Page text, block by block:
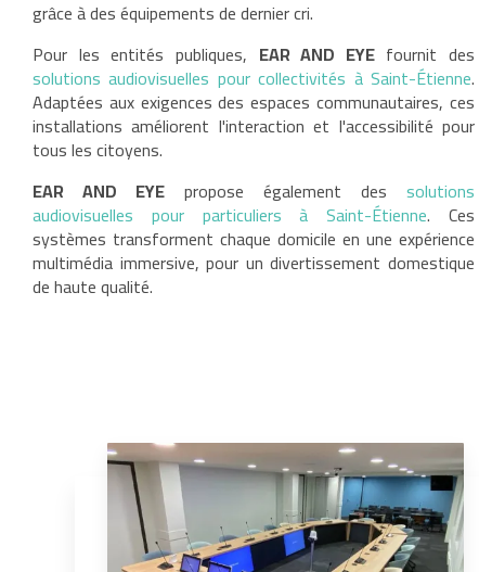
grâce à des équipements de dernier cri.
Pour les entités publiques, EAR AND EYEfournit des
solutions audiovisuelles pour collectivités à Saint-Étienne.
Adaptées aux exigences des espaces communautaires, ces
installations améliorent l'interaction et l'accessibilité pour
tous les citoyens.
EAR AND EYE propose également des solutions
audiovisuelles pour particuliers à Saint-Étienne. Ces
systèmes transforment chaque domicile en une expérience
multimédia immersive, pour un divertissement domestique
de haute qualité.